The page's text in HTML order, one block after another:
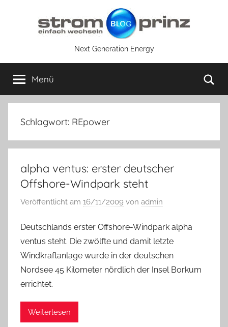
Next Generation Energy
Menü
Schlagwort: REpower
alpha ventus: erster deutscher
Offshore-Windpark steht
Veröffentlicht am 16/11/2009 von admin
Deutschlands erster Offshore-Windpark alpha
ventus steht. Die zwölfte und damit letzte
Windkraftanlage wurde in der deutschen
Nordsee 45 Kilometer nördlich der Insel Borkum
errichtet.
Weiterlesen